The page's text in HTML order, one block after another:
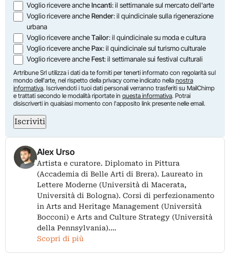
Voglio ricevere ancheIncanti: il settimanale sul mercato dell'arte
Voglio ricevere ancheRender: il quindicinale sulla rigenerazione
urbana
Voglio ricevere ancheTailor: il quindicinale su moda e cultura
Voglio ricevere anchePax: il quindicinale sul turismo culturale
Voglio ricevere ancheFest: il settimanale sui festival culturali
Artribune Srl utilizza i dati da te forniti per tenerti informato con regolarità sul
mondo dell'arte, nel rispetto della privacy come indicato nella nostra
informativa. Iscrivendoti i tuoi dati personali verranno trasferiti su MailChimp
e trattati secondo le modalità riportate in questa informativa. Potrai
disiscriverti in qualsiasi momento con l'apposito link presente nelle email.
Iscriviti
Alex Urso
Artista e curatore. Diplomato in Pittura
(Accademia di Belle Arti di Brera). Laureato in
Lettere Moderne (Università di Macerata,
Università di Bologna). Corsi di perfezionamento
in Arts and Heritage Management (Università
Bocconi) e Arts and Culture Strategy (Università
della Pennsylvania).…
Scopri di più